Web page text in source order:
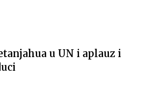
u UN i aplauz i